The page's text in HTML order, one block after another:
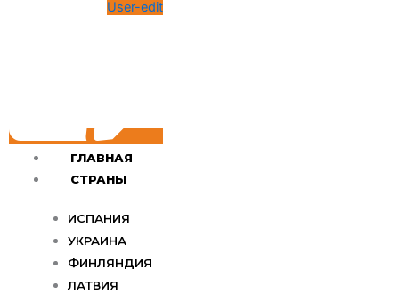
User-edit
ГЛАВНАЯ
СТРАНЫ
ИСПАНИЯ
УКРАИНА
ФИНЛЯНДИЯ
ЛАТВИЯ